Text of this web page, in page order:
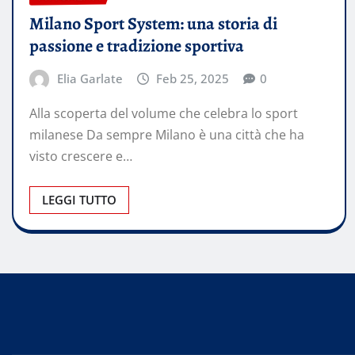
Milano Sport System: una storia di
passione e tradizione sportiva
Elia Garlate Feb 25, 2025 0
Alla scoperta del volume che celebra lo sport
milanese Da sempre Milano è una città che ha
visto crescere e…
LEGGI TUTTO